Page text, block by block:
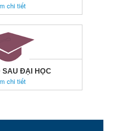
chi tiết
SAU ĐẠI HỌC
chi tiết